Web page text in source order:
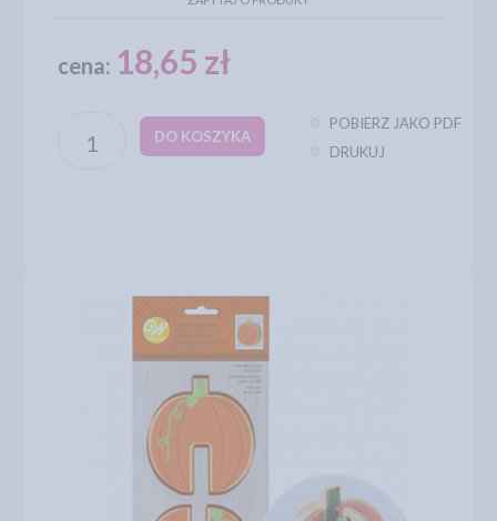
cena: 18,65 zł
DO KOSZYKA
POBIERZ JAKO PDF
DRUKUJ